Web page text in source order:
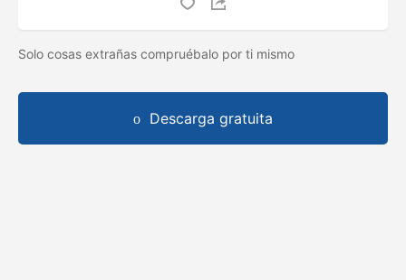
Solo cosas extrañas compruébalo por ti mismo
Descarga gratuita